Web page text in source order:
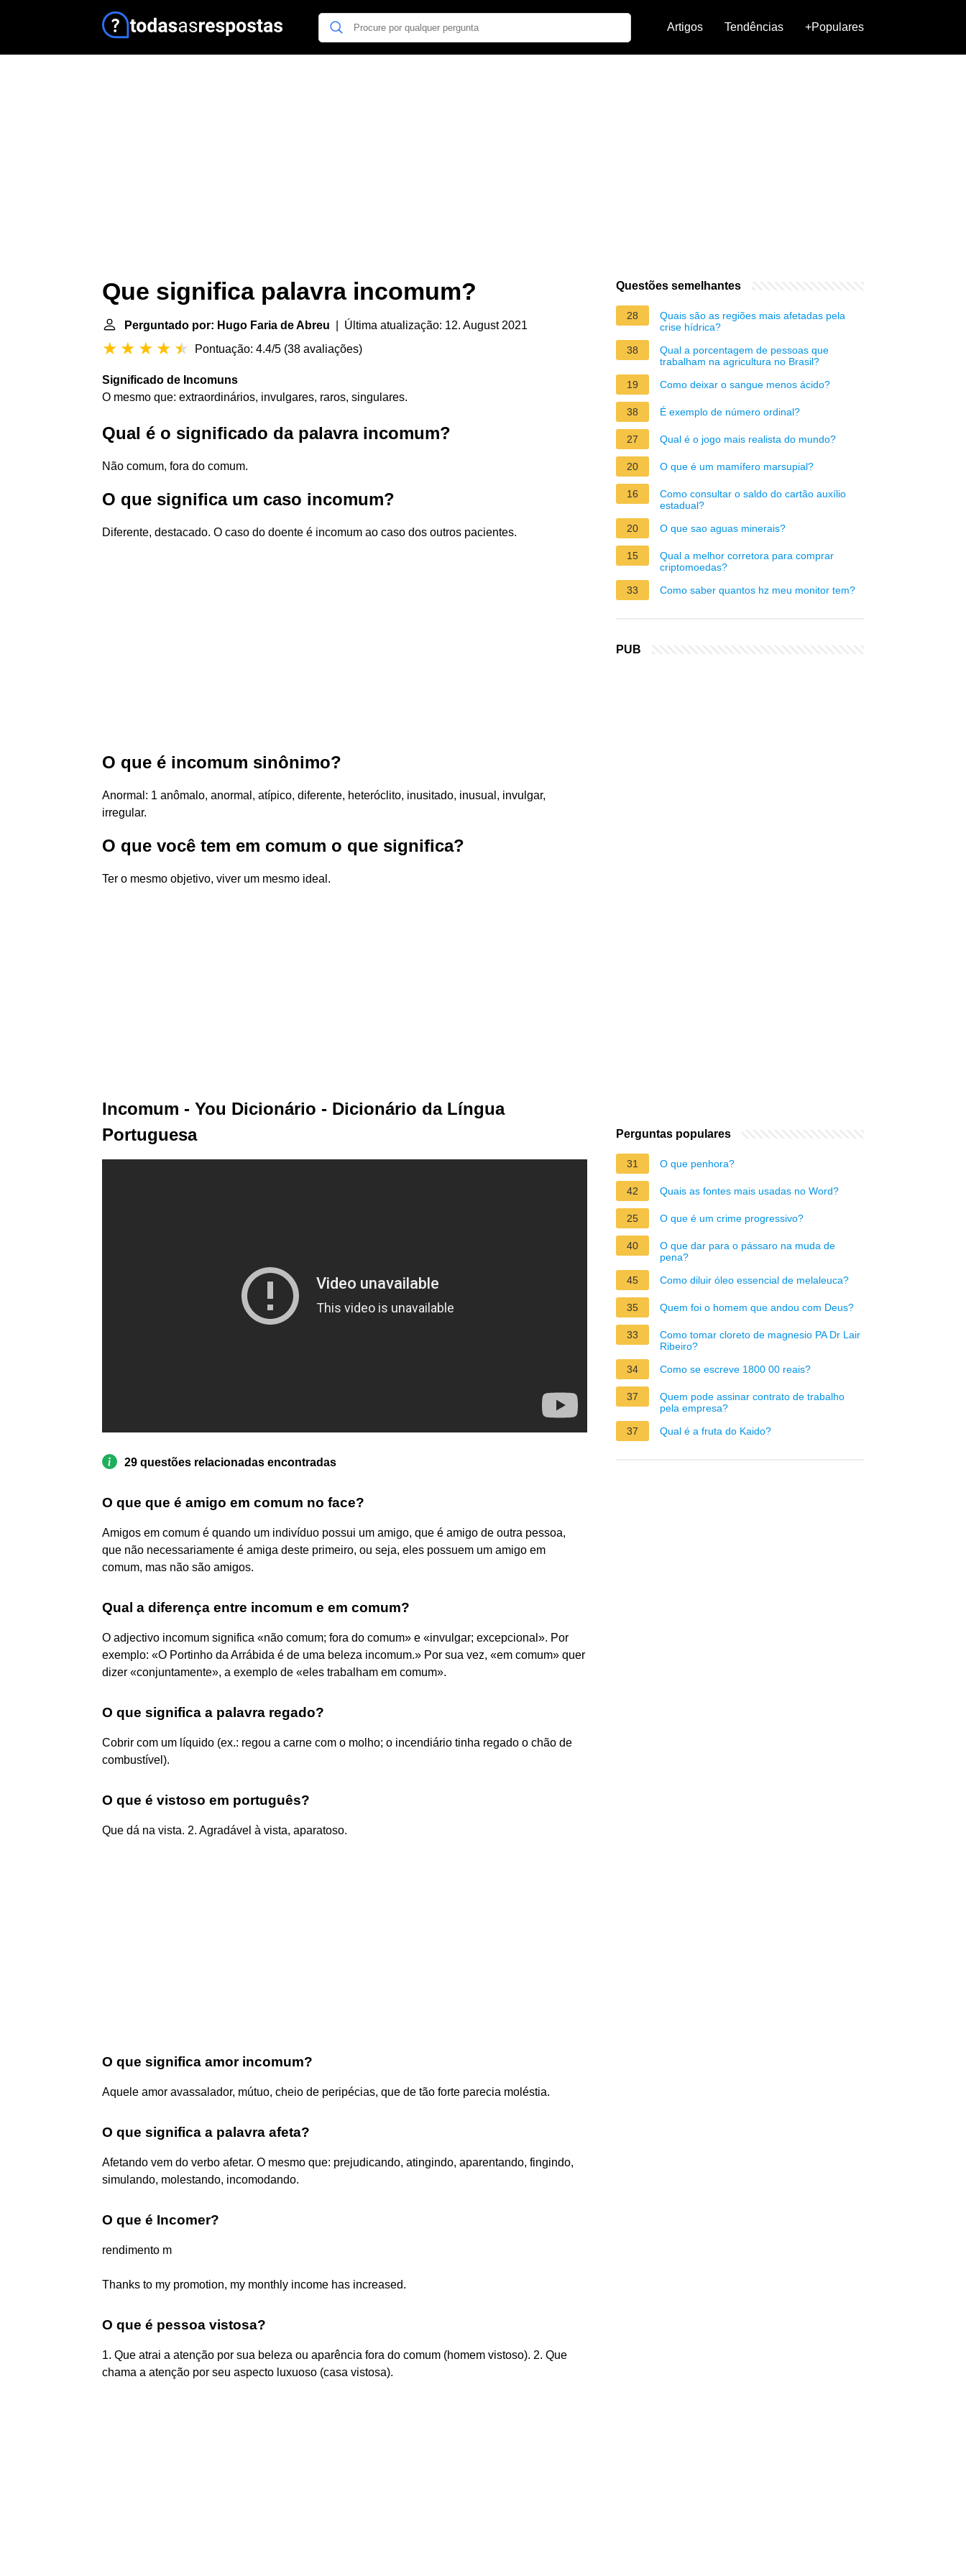
Artigos Tendências +Populares
Que significa palavra incomum?
Perguntado por: Hugo Faria de Abreu | Última atualização: 12. August 2021
Pontuação: 4.4/5 (38 avaliações)
Significado de Incomuns
O mesmo que: extraordinários, invulgares, raros, singulares.
Qual é o significado da palavra incomum?
Não comum, fora do comum.
O que significa um caso incomum?
Diferente, destacado. O caso do doente é incomum ao caso dos outros pacientes.
O que é incomum sinônimo?
Anormal: 1 anômalo, anormal, atípico, diferente, heteróclito, inusitado, inusual, invulgar,
irregular.
O que você tem em comum o que significa?
Ter o mesmo objetivo, viver um mesmo ideal.
Incomum - You Dicionário - Dicionário da Língua
Portuguesa
29 questões relacionadas encontradas
O que que é amigo em comum no face?
Amigos em comum é quando um indivíduo possui um amigo, que é amigo de outra pessoa,
que não necessariamente é amiga deste primeiro, ou seja, eles possuem um amigo em
comum, mas não são amigos.
Qual a diferença entre incomum e em comum?
O adjectivo incomum significa «não comum; fora do comum» e «invulgar; excepcional». Por
exemplo: «O Portinho da Arrábida é de uma beleza incomum.» Por sua vez, «em comum» quer
dizer «conjuntamente», a exemplo de «eles trabalham em comum».
O que significa a palavra regado?
Cobrir com um líquido (ex.: regou a carne com o molho; o incendiário tinha regado o chão de
combustível).
O que é vistoso em português?
Que dá na vista. 2. Agradável à vista, aparatoso.
O que significa amor incomum?
Aquele amor avassalador, mútuo, cheio de peripécias, que de tão forte parecia moléstia.
O que significa a palavra afeta?
Afetando vem do verbo afetar. O mesmo que: prejudicando, atingindo, aparentando, fingindo,
simulando, molestando, incomodando.
O que é Incomer?
rendimento m
Thanks to my promotion, my monthly income has increased.
O que é pessoa vistosa?
1. Que atrai a atenção por sua beleza ou aparência fora do comum (homem vistoso). 2. Que
chama a atenção por seu aspecto luxuoso (casa vistosa).
Questões semelhantes
28
Quais são as regiões mais afetadas pela
crise hídrica?
38
Qual a porcentagem de pessoas que
trabalham na agricultura no Brasil?
19
Como deixar o sangue menos ácido?
38 É exemplo de número ordinal?
27 Qual é o jogo mais realista do mundo?
20 O que é um mamífero marsupial?
16
Como consultar o saldo do cartão auxílio
estadual?
20
O que sao aguas minerais?
15
Qual a melhor corretora para comprar
criptomoedas?
33
Como saber quantos hz meu monitor tem?
PUB
Perguntas populares
31 O que penhora?
42 Quais as fontes mais usadas no Word?
25 O que é um crime progressivo?
40
O que dar para o pássaro na muda de
pena?
45
Como diluir óleo essencial de melaleuca?
35 Quem foi o homem que andou com Deus?
33
Como tomar cloreto de magnesio PA Dr Lair
Ribeiro?
34
Como se escreve 1800 00 reais?
37
Quem pode assinar contrato de trabalho
pela empresa?
37
Qual é a fruta do Kaido?